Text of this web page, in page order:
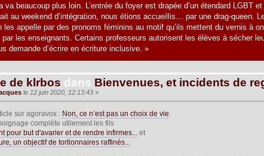
va beaucoup plus loin. L’entrée du foyer est drapée d’un étendard
au weekend d’intégration, nous étions accueillis… par une drag-
les appelle par des pronoms féminins au motif qu’ils mettent du vernis
par les enseignants. Certains professeurs autorisent les élèves à sécher
demande d’écrire en écriture inclusive. »
de klrbos dans Bienvenues, et incidents de
le 12 juin 2020, 12:13:43 »
sur agoravox : Non, ce n’est pas un choix de vie.
complète utilement les fils
pour but d'avarier et de rendre infirmes... et
un objectif de tortionnaires raffinés...